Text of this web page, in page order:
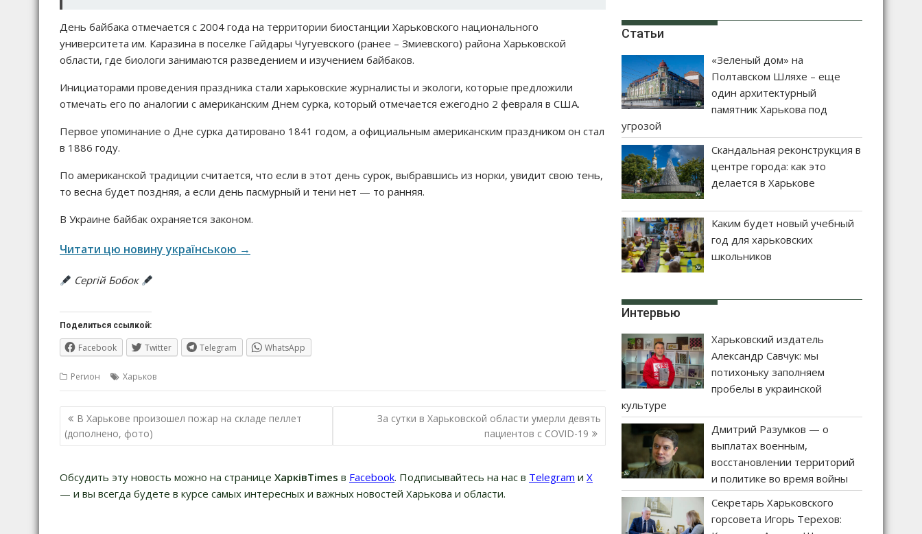
День байбака отмечается с 2004 года на территории биостанции Харьковского национального
университета им. Каразина в поселке Гайдары Чугуевского (ранее – Змиевского) района Харьковской
области, где биологи занимаются разведением и изучением байбаков.
Инициаторами проведения праздника стали харьковские журналисты и экологи, которые предложили
отмечать его по аналогии с американским Днем сурка, который отмечается ежегодно 2 февраля в США.
Первое упоминание о Дне сурка датировано 1841 годом, а официальным американским праздником он стал
в 1886 году.
По американской традиции считается, что если в этот день сурок, выбравшись из норки, увидит свою тень,
то весна будет поздняя, а если день пасмурный и тени нет — то ранняя.
В Украине байбак охраняется законом.
Читати цю новину українською →
Сергій Бобок
Поделиться ссылкой:
Facebook Twitter Telegram WhatsApp
Регион Харьков
Навигация
по
записям
В Харькове произошел пожар на складе пеллет
(дополнено, фото)
За сутки в Харьковской области умерли девять
пациентов с COVID-19
Обсудить эту новость можно на странице ХарківTimes в Facebook. Подписывайтесь на нас в Telegram и Х
— и вы всегда будете в курсе самых интересных и важных новостей Харькова и области.
Статьи
«Зеленый дом» на
Полтавском Шляхе – еще
один архитектурный
памятник Харькова под
угрозой
Скандальная реконструкция в
центре города: как это
делается в Харькове
Каким будет новый учебный
год для харьковских
школьников
Интервью
Харьковский издатель
Александр Савчук: мы
потихоньку заполняем
пробелы в украинской
культуре
Дмитрий Разумков — о
выплатах военным,
восстановлении территорий
и политике во время войны
Секретарь Харьковского
горсовета Игорь Терехов: